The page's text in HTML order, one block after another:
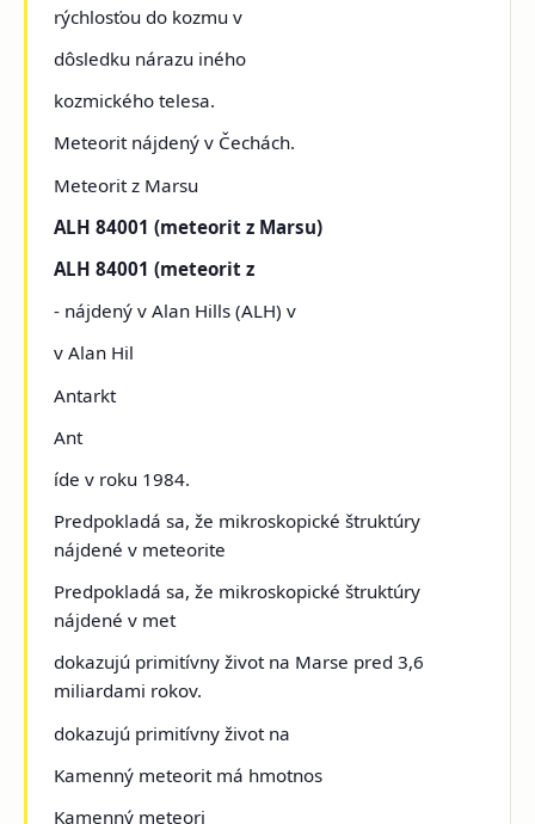
rýchlosťou do kozmu v
dôsledku nárazu iného
kozmického telesa.
Meteorit nájdený v Čechách.
Meteorit z Marsu
ALH 84001 (meteorit z Marsu)
ALH 84001 (meteorit z
- nájdený v Alan Hills (ALH) v
v Alan Hil
Antarkt
Ant
íde v roku 1984.
Predpokladá sa, že mikroskopické štruktúry
nájdené v meteorite
Predpokladá sa, že mikroskopické štruktúry
nájdené v met
dokazujú primitívny život na Marse pred 3,6
miliardami rokov.
dokazujú primitívny život na
Kamenný meteorit má hmotnos
Kamenný meteori